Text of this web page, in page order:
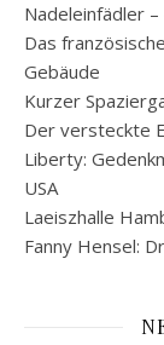
Nadeleinfädler
Das
Gebäude
Kurzer
Der versteckte
Liberty:
USA
Laeiszhalle
Fanny Hensel: